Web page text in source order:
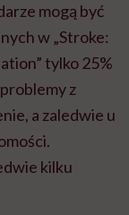
mogą być
w „Stroke:
tylko 25%
z
a zaledwie u
ści.
kilku